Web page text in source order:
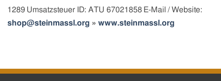
1289 Umsatzsteuer ID: ATU 67021858 E-Mail / Website:
shop@steinmassl.org » www.steinmassl.org